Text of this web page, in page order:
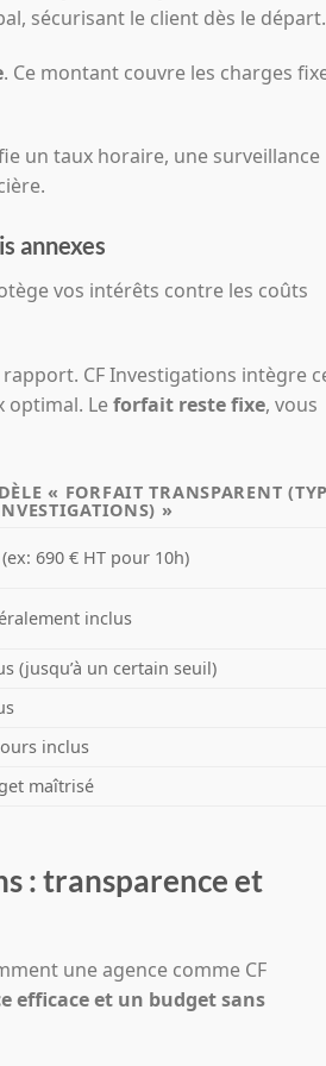
sécurisant le client dès le départ.
. Ce montant couvre les charges
un taux horaire, une surveillance
annexes
vos intérêts contre les coûts
CF Investigations intègre
optimal. Leforfait reste fixe, vous
« FORFAIT TRANSPARENT
»
(ex: 690 € HT pour 10h)
inclus
(jusqu’à un certain seuil)
inclus
maîtrisé
: transparence et
une agence comme CF
efficace et un budget sans